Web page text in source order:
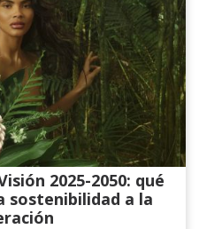
2025-2050: qué
sostenibilidad a la